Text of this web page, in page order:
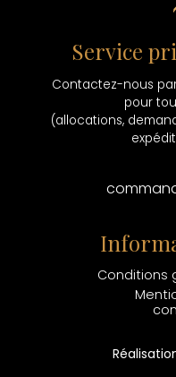
Service
Contactez-nous
pour
(allocations,
Conditions